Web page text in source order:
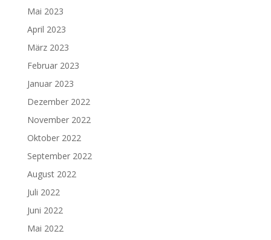
Mai 2023
April 2023
März 2023
Februar 2023
Januar 2023
Dezember 2022
November 2022
Oktober 2022
September 2022
August 2022
Juli 2022
Juni 2022
Mai 2022